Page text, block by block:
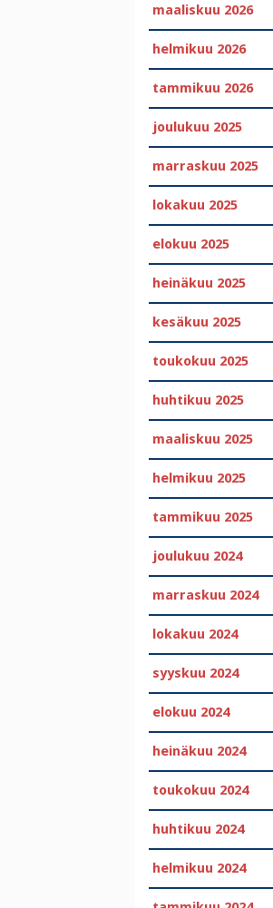
maaliskuu 2026
helmikuu 2026
tammikuu 2026
joulukuu 2025
marraskuu 2025
lokakuu 2025
elokuu 2025
heinäkuu 2025
kesäkuu 2025
toukokuu 2025
huhtikuu 2025
maaliskuu 2025
helmikuu 2025
tammikuu 2025
joulukuu 2024
marraskuu 2024
lokakuu 2024
syyskuu 2024
elokuu 2024
heinäkuu 2024
toukokuu 2024
huhtikuu 2024
helmikuu 2024